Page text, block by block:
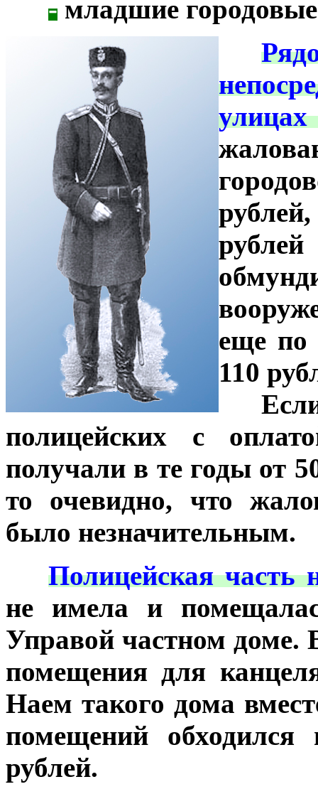
- младшие
улицах
еще по
110
полицейских с
получали в те годы от
то очевидно, что
было незначительным.
Полицейская часть
не имела и
Управой частном доме.
помещения для
Наем такого дома
помещений
рублей.